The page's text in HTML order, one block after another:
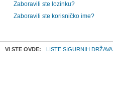
Zaboravili ste lozinku?
Zaboravili ste korisničko ime?
VI STE OVDE: LISTE SIGURNIH DRŽAVA